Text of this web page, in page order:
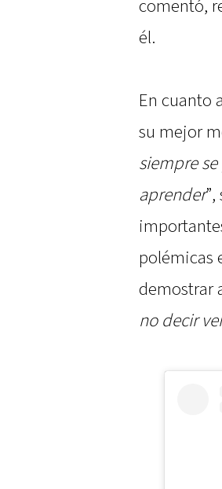
comentó,
él.
En cuanto
su mejor
siempre
aprender
polémicas
demostrar
no decir